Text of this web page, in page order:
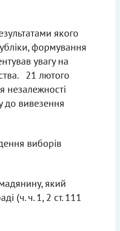
якого
формування
увагу на
21 лютого
незалежності
до вивезення
виборів
який
(ч. ч. 1, 2 ст. 111